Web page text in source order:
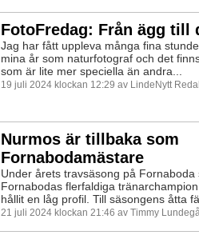
FotoFredag: Från ägg till
Jag har fått uppleva många fina
mina år som naturfotograf och det
som är lite mer speciella än andra...
19 juli 2024 klockan 12:29 av LindeNytt
Nurmos är tillbaka som
Fornabodamästare
Under årets travsäsong på Fornaboda
Fornabodas flerfaldiga
hållit en låg profil. Till säsongens åtta
21 juli 2024 klockan 21:46 av Timmy